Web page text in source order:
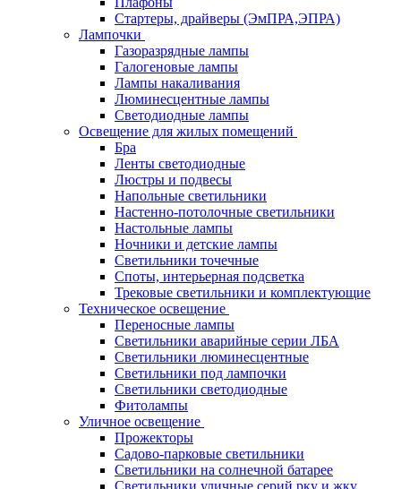
Стартеры, драйверы (ЭмПРА,ЭПРА)
Лампочки
Газоразрядные лампы
Галогеновые лампы
Лампы накаливания
Люминесцентные лампы
Светодиодные лампы
Освещение для жилых помещений
Бра
Ленты светодиодные
Люстры и подвесы
Напольные светильники
Настенно-потолочные светильники
Настольные лампы
Ночники и детские лампы
Светильники точечные
Споты, интерьерная подсветка
Трековые светильники и комплектующие
Техническое освещение
Переносные лампы
Светильники аварийные серии ЛБА
Светильники люминесцентные
Светильники под лампочки
Светильники светодиодные
Фитолампы
Уличное освещение
Прожекторы
Садово-парковые светильники
Светильники на солнечной батарее
Светильники уличные серий рку и жку